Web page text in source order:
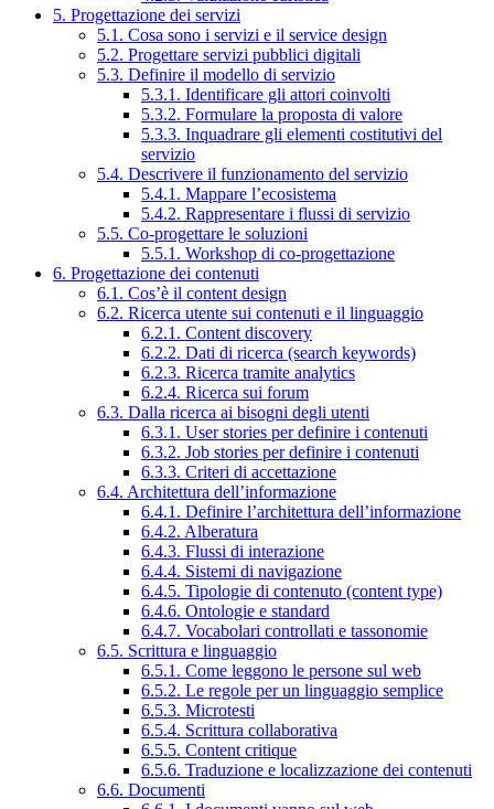
5. Progettazione dei servizi
5.1. Cosa sono i servizi e il service design
5.2. Progettare servizi pubblici digitali
5.3. Definire il modello di servizio
5.3.1. Identificare gli attori coinvolti
5.3.2. Formulare la proposta di valore
5.3.3. Inquadrare gli elementi costitutivi del
servizio
5.4. Descrivere il funzionamento del servizio
5.4.1. Mappare l’ecosistema
5.4.2. Rappresentare i flussi di servizio
5.5. Co-progettare le soluzioni
5.5.1. Workshop di co-progettazione
6. Progettazione dei contenuti
6.1. Cos’è il content design
6.2. Ricerca utente sui contenuti e il linguaggio
6.2.1. Content discovery
6.2.2. Dati di ricerca (search keywords)
6.2.3. Ricerca tramite analytics
6.2.4. Ricerca sui forum
6.3. Dalla ricerca ai bisogni degli utenti
6.3.1. User stories per definire i contenuti
6.3.2. Job stories per definire i contenuti
6.3.3. Criteri di accettazione
6.4. Architettura dell’informazione
6.4.1. Definire l’architettura dell’informazione
6.4.2. Alberatura
6.4.3. Flussi di interazione
6.4.4. Sistemi di navigazione
6.4.5. Tipologie di contenuto (content type)
6.4.6. Ontologie e standard
6.4.7. Vocabolari controllati e tassonomie
6.5. Scrittura e linguaggio
6.5.1. Come leggono le persone sul web
6.5.2. Le regole per un linguaggio semplice
6.5.3. Microtesti
6.5.4. Scrittura collaborativa
6.5.5. Content critique
6.5.6. Traduzione e localizzazione dei contenuti
6.6. Documenti